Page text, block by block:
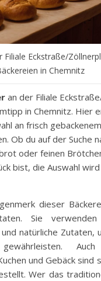
Filiale Eckstraße/
in Chemnitz
an der Filiale
in Chemnitz. Hier
an frisch
Ob du auf der Suche
oder feinen
bist, die Auswahl wird
dieser
Sie verwenden
natürliche Zutaten,
und Gebäck sind
Wer das